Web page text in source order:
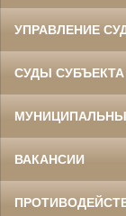
УПРАВЛЕНИЕ
СУДЫ
ВАКАНСИИ